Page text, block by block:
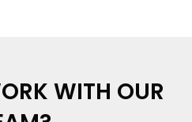
WITH OUR